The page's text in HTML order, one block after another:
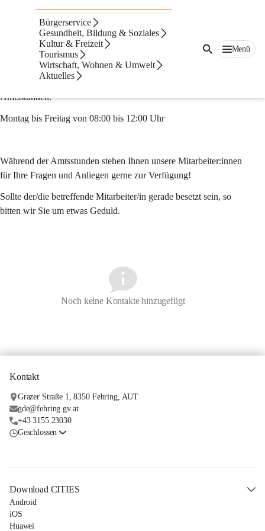
Bürgerservice
Gesundheit, Bildung & Soziales
Kultur & Freizeit
Tourismus
Wirtschaft, Wohnen & Umwelt
Aktuelles
Menü
Finanz & Wirtschaft
Grazerstraße 1, 8350 Fehring
finanzen@fehring.gv.at
Amtsstunden:
Montag bis Freitag von 08:00 bis 12:00 Uhr
Während der Amtsstunden stehen Ihnen unsere Mitarbeiter:innen
für Ihre Fragen und Anliegen gerne zur Verfügung!
Sollte der/die betreffende Mitarbeiter/in gerade besetzt sein, so
bitten wir Sie um etwas Geduld.
Noch keine Kontakte hinzugefügt
Kontakt
Grazer Straße 1, 8350 Fehring, AUT
gde@fehring.gv.at
+43 3155 23030
Geschlossen
Download CITIES
Android
iOS
Huawei